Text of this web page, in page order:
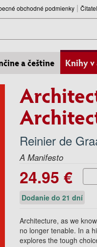
obchodné podmienky
a češtine Knihy
Reinier de
A Manifesto
24.95 €
Dodanie do 21 dní
Architecture, as we
no longer tenable. In a
explores the tough